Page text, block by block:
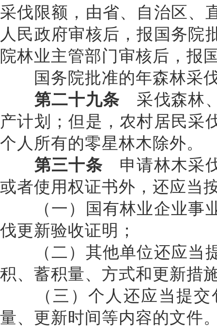
采伐限额，由省、自治区、
人民政府审核后，报国务院
院林业主管部门审核后，报
国务院批准的年森林采
第二十九条 采伐森林
产计划；但是，农村居民采
个人所有的零星林木除外。
第三十条申请林木采伐
或者使用权证书外，还应当
（一）国有林业企业事业
伐更新验收证明；
（二）其他单位还应当提
积、蓄积量、方式和更新措
（三）个人还应当提交
量、更新时间等内容的文件